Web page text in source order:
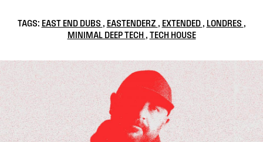
TAGS: EAST END DUBS , EASTENDERZ , EXTENDED , LONDRES ,
MINIMAL DEEP TECH , TECH HOUSE